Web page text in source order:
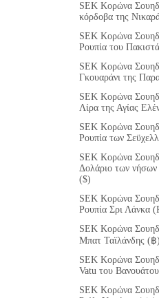
SEK Κορώνα
κόρδοβα της
SEK Κορώνα
Ρουπία του
SEK Κορώνα
Γκουαράνι της
SEK Κορώνα
Λίρα της Αγίας
SEK Κορώνα
Ρουπία των
SEK Κορώνα
Δολάριο των
($)
SEK Κορώνα
Ρουπία Σρι Λάνκα
SEK Κορώνα
Μπατ Ταϊλάνδης (฿)
SEK Κορώνα
Vatu του Βανουάτου
SEK Κορώνα